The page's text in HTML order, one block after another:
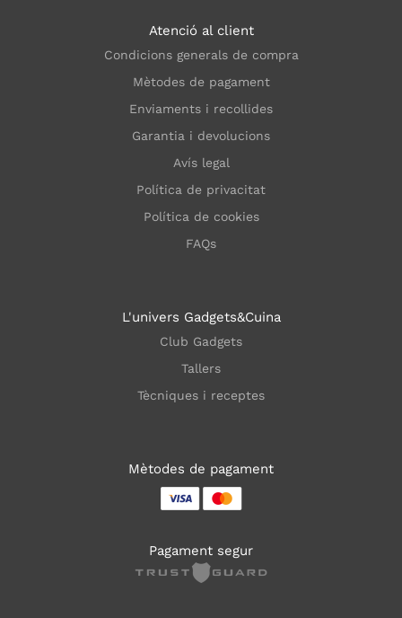
Atenció al client
Condicions generals de compra
Mètodes de pagament
Enviaments i recollides
Garantia i devolucions
Avís legal
Política de privacitat
Política de cookies
FAQs
L'univers Gadgets&Cuina
Club Gadgets
Tallers
Tècniques i receptes
Mètodes de pagament
Pagament segur